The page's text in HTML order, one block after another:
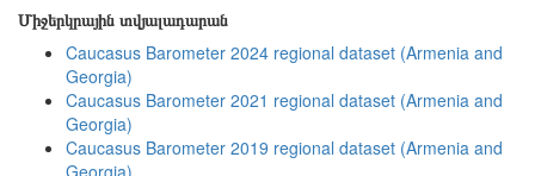
Միջերկրային տվյալադարան
Caucasus Barometer 2024 regional dataset (Armenia and
Georgia)
Caucasus Barometer 2021 regional dataset (Armenia and
Georgia)
Caucasus Barometer 2019 regional dataset (Armenia and
Georgia)